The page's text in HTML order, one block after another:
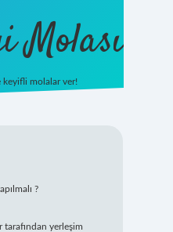
Molası
keyifli molalar ver!
?
tarafından yerleşim